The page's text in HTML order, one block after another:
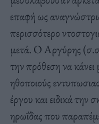
επαφή ως
περισσότερο
μετά. Ο Αργύρης
την πρόθεση να
ηθοποιούς
έργου και ειδικά την
ηρωΐδας που